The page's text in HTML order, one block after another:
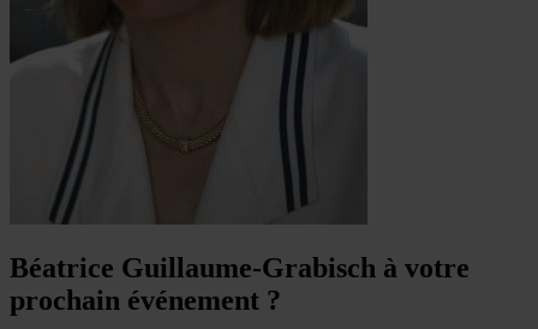
Béatrice Guillaume-Grabisch à votre
prochain événement ?